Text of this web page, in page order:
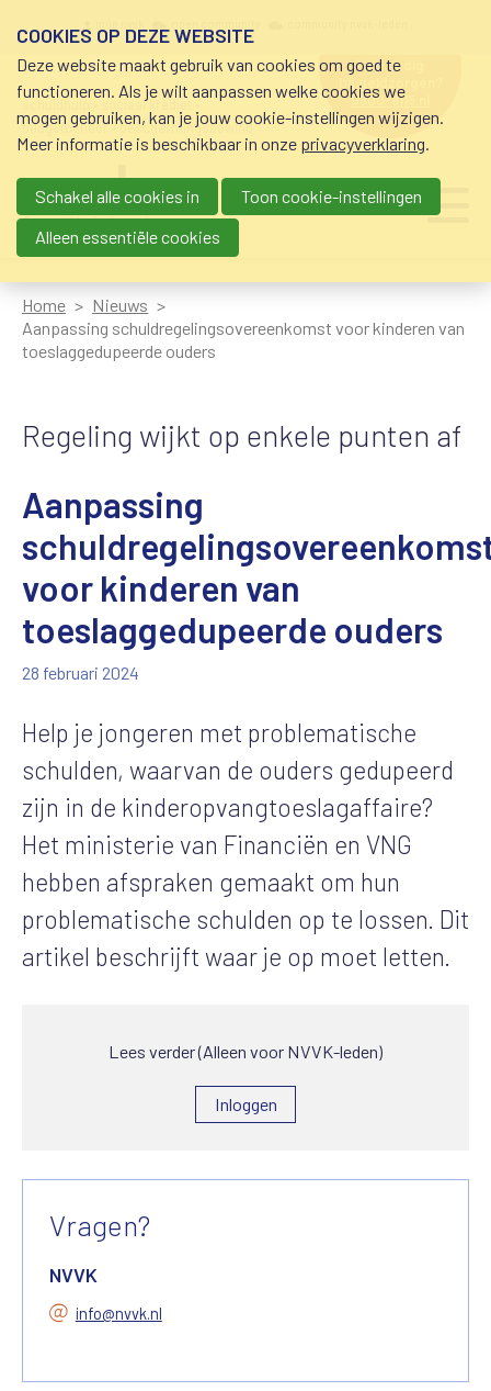
schuldhulp • sociaal krediet •
budgetbeheer • beschermingsbewind
hulp nodig
bij geldzorgen?
0800-8115.nl
Main navigation
Home
Nieuws
Aanpassing schuldregelingsovereenkomst voor kinderen van
toeslaggedupeerde ouders
Regeling wijkt op enkele punten af
Aanpassing
voor kinderen van
toeslaggedupeerde ouders
28 februari 2024
Help je jongeren met problematische
schulden, waarvan de ouders gedupeerd
zijn in de kinderopvangtoeslagaffaire?
Het ministerie van Financiën en VNG
hebben afspraken gemaakt om hun
problematische schulden op te lossen. Dit
artikel beschrijft waar je op moet letten.
Lees verder (Alleen voor NVVK-leden)
Inloggen
Vragen?
NVVK
info@nvvk.nl
COOKIES OP DEZE WEBSITE
Deze website maakt gebruik van cookies om goed te
functioneren. Als je wilt aanpassen welke cookies we
mogen gebruiken, kan je jouw cookie-instellingen wijzigen.
Meer informatie is beschikbaar in onze privacyverklaring.
Schakel alle cookies in
Toon cookie-instellingen
Alleen essentiële cookies